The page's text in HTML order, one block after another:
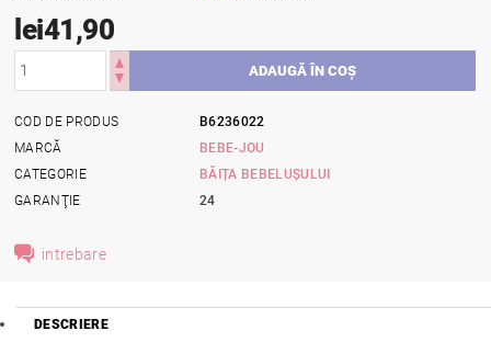
lei41,90
COD DE PRODUS
B6236022
MARCĂ
BEBE-JOU
CATEGORIE
BĂIȚA BEBELUȘULUI
GARANŢIE
24
intrebare
DESCRIERE